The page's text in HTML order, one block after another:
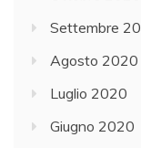
Settembre
Agosto 2020
Luglio 2020
Giugno 2020